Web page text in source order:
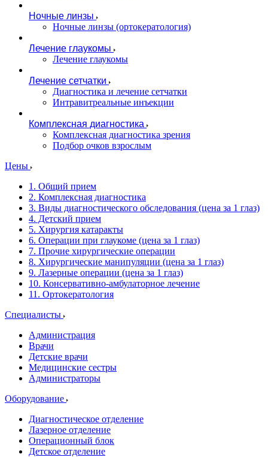
Ночные линзы
Ночные линзы (ортокератология)
Лечение глаукомы
Лечение глаукомы
Лечение сетчатки
Диагностика и лечение сетчатки
Интравитреальные инъекции
Комплексная диагностика
Комплексная диагностика зрения
Подбор очков взрослым
Цены
1. Общий прием
2. Комплексная диагностика
3. Виды диагностического обследования (цена за 1 глаз)
4. Детский прием
5. Хирургия катаракты
6. Операции при глаукоме (цена за 1 глаз)
7. Прочие хирургические операции
8. Хирургические манипуляции (цена за 1 глаз)
9. Лазерные операции (цена за 1 глаз)
10. Консервативно-амбулаторное лечение
11. Ортокератология
Специалисты
Администрация
Врачи
Детские врачи
Медицинские сестры
Администраторы
Оборудование
Диагностическое отделение
Лазерное отделение
Операционный блок
Детское отделение